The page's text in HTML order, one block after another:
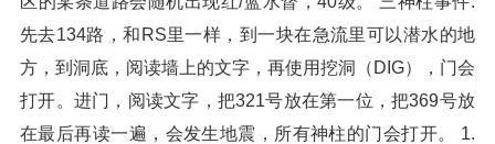
先去134路，和RS里一样，到一块在急流里可以潜水的地
方，到洞底，阅读墙上的文字，再使用挖洞（DIG），门会
打开。进门，阅读文字，把321号放在第一位，把369号放
在最后再读一遍，会发生地震，所有神柱的门会打开。 1.